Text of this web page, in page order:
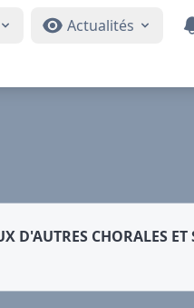
Actualités
CHORALES ET